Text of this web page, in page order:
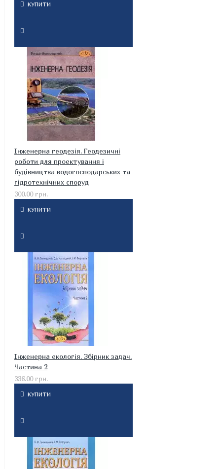
КУПИТИ
Інженерна геодезія. Геодезичні
роботи для проектування і
будівництва водогосподарських та
гідротехнічних споруд
300.00 грн.
КУПИТИ
Інженерна екологія. Збірник задач.
Частина 2
336.00 грн.
КУПИТИ